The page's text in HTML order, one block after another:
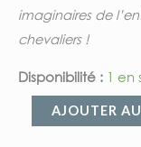
imaginaires de
chevaliers !
Disponibilité : 1 en
AJOUTER